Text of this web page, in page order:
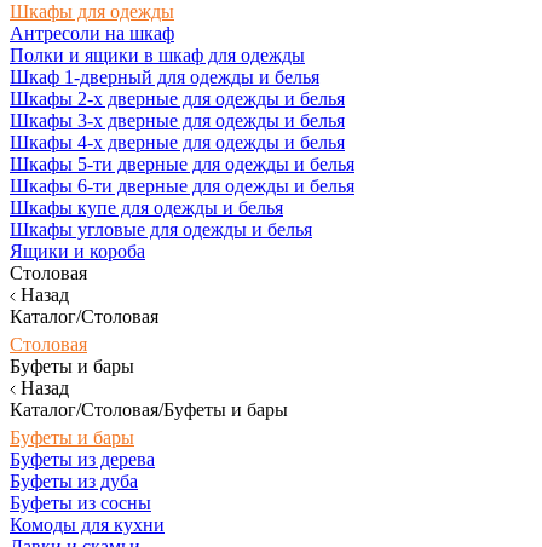
Шкафы для одежды
Антресоли на шкаф
Полки и ящики в шкаф для одежды
Шкаф 1-дверный для одежды и белья
Шкафы 2-х дверные для одежды и белья
Шкафы 3-х дверные для одежды и белья
Шкафы 4-х дверные для одежды и белья
Шкафы 5-ти дверные для одежды и белья
Шкафы 6-ти дверные для одежды и белья
Шкафы купе для одежды и белья
Шкафы угловые для одежды и белья
Ящики и короба
Столовая
Назад
Каталог/Столовая
Столовая
Буфеты и бары
Назад
Каталог/Столовая/Буфеты и бары
Буфеты и бары
Буфеты из дерева
Буфеты из дуба
Буфеты из сосны
Комоды для кухни